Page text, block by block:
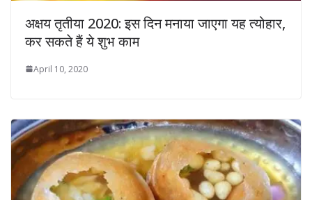
अक्षय तृतीया 2020: इस दिन मनाया जाएगा यह त्योहार,
कर सकते हैं ये शुभ काम
April 10, 2020